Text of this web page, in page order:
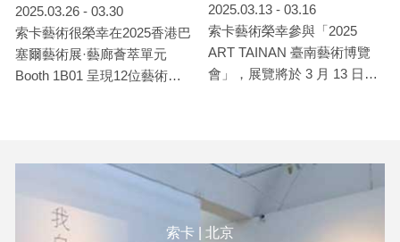
2025.03.26 - 03.30
索卡藝術很榮幸在2025香港巴
塞爾藝術展·藝廊薈萃單元
Booth 1B01 呈現12位藝術家
2025.03.13 - 03.16
索卡藝術榮幸參與「2025
ART TAINAN 臺南藝術博覽
會」，展覽將於 3 月 13 日至
凱棋、橫坂竜也（依姓氏筆畫
排序）共 六位亞洲藝術家 的
精彩創作，展現豐富多元的藝
索卡 | 北京